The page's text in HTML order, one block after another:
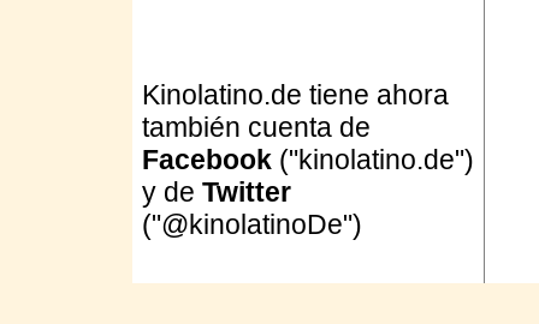
Kinolatino.de tiene ahora
también cuenta de
Facebook ("kinolatino.de")
y de Twitter
("@kinolatinoDe")